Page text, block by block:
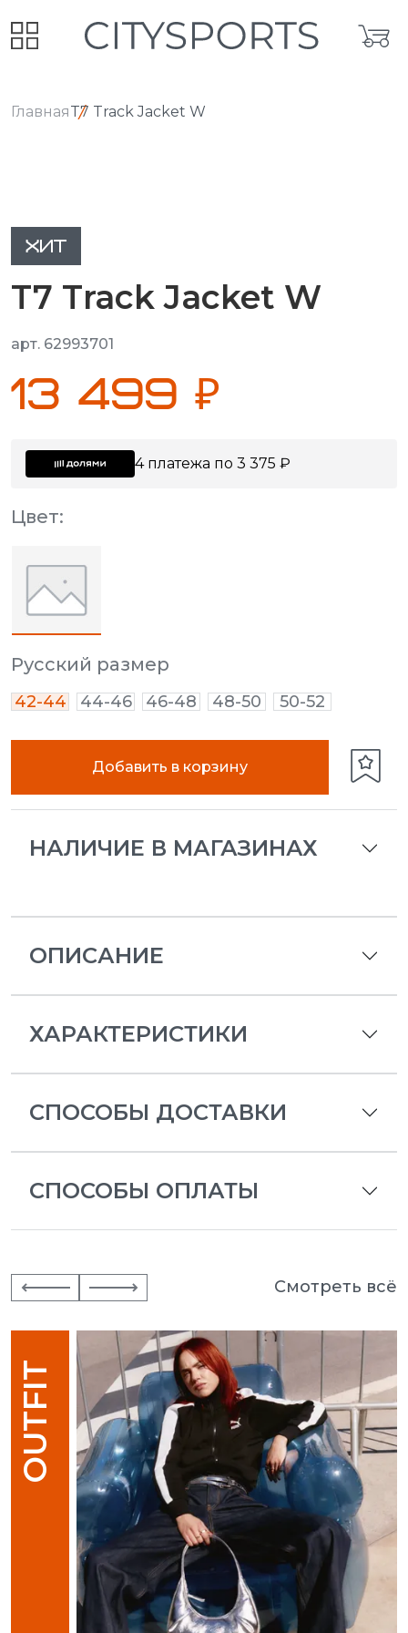
ГлавнаяT7 Track Jacket W
ХИТ
T7 Track Jacket W
арт. 62993701
13 499 ₽
4 платежа по 3 375 ₽
Цвет:
Русский размер
42-44 44-46 46-48 48-50 50-52
Добавить в корзину
НАЛИЧИЕ В МАГАЗИНАХ
ОПИСАНИЕ
ХАРАКТЕРИСТИКИ
СПОСОБЫ ДОСТАВКИ
СПОСОБЫ ОПЛАТЫ
Смотреть всё
OUTFIT